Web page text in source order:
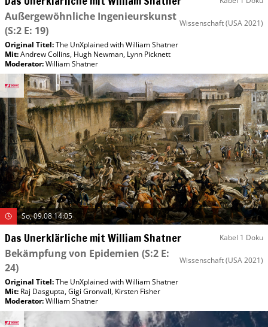
Außergewöhnliche Ingenieurskunst
(S:2 E: 19)
Wissenschaft(USA 2021)
Original Titel:The UnXplained with William Shatner
Mit:Andrew Collins, Hugh Newman, Lynn Picknett
Moderator:William Shatner
So, 09.08 14:05
Das Unerklärliche mit William Shatner Kabel 1 Doku
Bekämpfung von Epidemien (S:2 E:
24)
Wissenschaft(USA 2021)
Original Titel:The UnXplained with William Shatner
Mit: Raj Dasgupta,Gigi Gronvall, Kirsten Fisher
Moderator:William Shatner